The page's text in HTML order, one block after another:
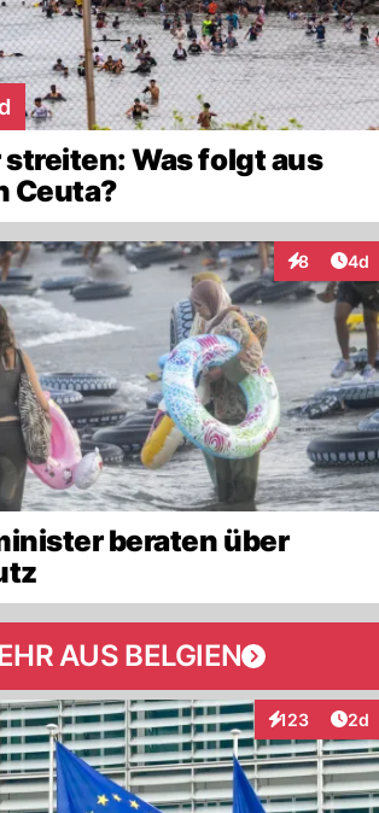
streiten: Was folgt aus
Ceuta?
8 4d
beraten über
AUS BELGIEN
123
Interaktionen
2d